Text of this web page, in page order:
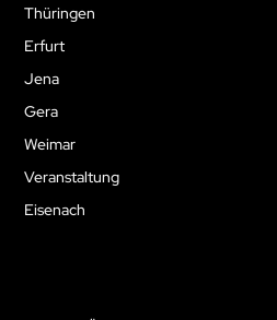
Thüringen
Erfurt
Jena
Gera
Weimar
Veranstaltung
Eisenach